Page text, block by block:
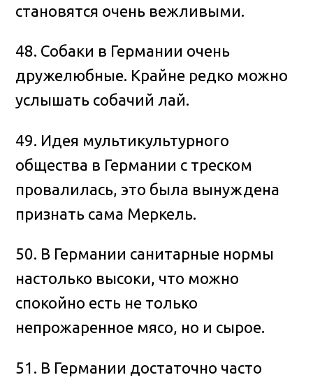
становятся очень вежливыми.
48. Собаки в Германии очень
дружелюбные. Крайне редко можно
услышать собачий лай.
49. Идея мультикультурного
общества в Германии с треском
провалилась, это была вынуждена
признать сама Меркель.
50. В Германии санитарные нормы
настолько высоки, что можно
спокойно есть не только
непрожаренное мясо, но и сырое.
51. В Германии достаточно часто